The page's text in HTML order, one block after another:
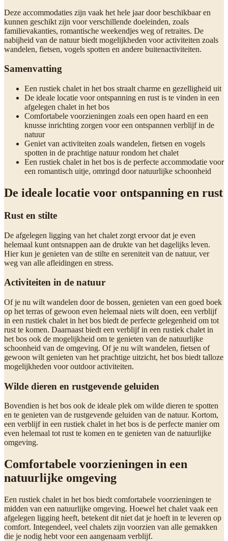
Deze accommodaties zijn vaak het hele jaar door beschikbaar en
kunnen geschikt zijn voor verschillende doeleinden, zoals
familievakanties, romantische weekendjes weg of retraites. De
nabijheid van de natuur biedt mogelijkheden voor activiteiten zoals
wandelen, fietsen, vogels spotten en andere buitenactiviteiten.
Samenvatting
Een rustiek chalet in het bos straalt charme en gezelligheid uit
De ideale locatie voor ontspanning en rust is te vinden in een
afgelegen chalet in het bos
Comfortabele voorzieningen zoals een open haard en een
knusse inrichting zorgen voor een ontspannen verblijf in de
natuur
Geniet van activiteiten zoals wandelen, fietsen en vogels
spotten in de prachtige natuur rondom het chalet
Een rustiek chalet in het bos is de perfecte accommodatie voor
een romantisch uitje, omringd door natuurlijke schoonheid
De ideale locatie voor ontspanning en rust
Rust en stilte
De afgelegen ligging van het chalet zorgt ervoor dat je even
helemaal kunt ontsnappen aan de drukte van het dagelijks leven.
Hier kun je genieten van de stilte en sereniteit van de natuur, ver
weg van alle afleidingen en stress.
Activiteiten in de natuur
Of je nu wilt wandelen door de bossen, genieten van een goed boek
op het terras of gewoon even helemaal niets wilt doen, een verblijf
in een rustiek chalet in het bos biedt de perfecte gelegenheid om tot
rust te komen. Daarnaast biedt een verblijf in een rustiek chalet in
het bos ook de mogelijkheid om te genieten van de natuurlijke
schoonheid van de omgeving. Of je nu wilt wandelen, fietsen of
gewoon wilt genieten van het prachtige uitzicht, het bos biedt talloze
mogelijkheden voor outdoor activiteiten.
Wilde dieren en rustgevende geluiden
Bovendien is het bos ook de ideale plek om wilde dieren te spotten
en te genieten van de rustgevende geluiden van de natuur. Kortom,
een verblijf in een rustiek chalet in het bos is de perfecte manier om
even helemaal tot rust te komen en te genieten van de natuurlijke
omgeving.
Comfortabele voorzieningen in een
natuurlijke omgeving
Een rustiek chalet in het bos biedt comfortabele voorzieningen te
midden van een natuurlijke omgeving. Hoewel het chalet vaak een
afgelegen ligging heeft, betekent dit niet dat je hoeft in te leveren op
comfort. Integendeel, veel chalets zijn voorzien van alle gemakken
die je nodig hebt voor een aangenaam verblijf.